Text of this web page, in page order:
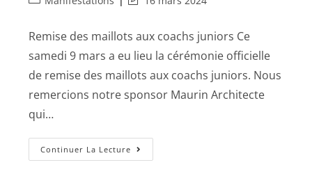
Remise des maillots aux coachs juniors Ce
samedi 9 mars a eu lieu la cérémonie officielle
de remise des maillots aux coachs juniors. Nous
remercions notre sponsor Maurin Architecte
qui…
Continuer La Lecture